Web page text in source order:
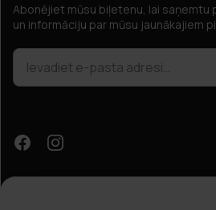
Abonējiet mūsu biļetenu, lai saņemtu
un informāciju par mūsu jaunākajiem